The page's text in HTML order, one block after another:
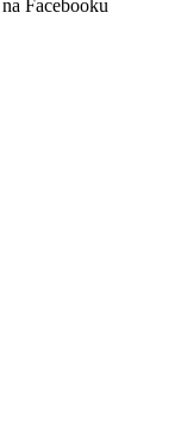
Facebooku